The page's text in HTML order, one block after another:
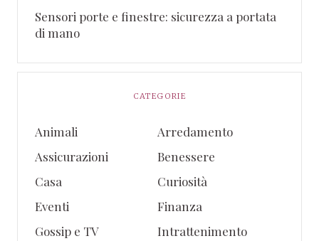
Sensori porte e finestre: sicurezza a portata
di mano
CATEGORIE
Animali
Arredamento
Assicurazioni
Benessere
Casa
Curiosità
Eventi
Finanza
Gossip e TV
Intrattenimento